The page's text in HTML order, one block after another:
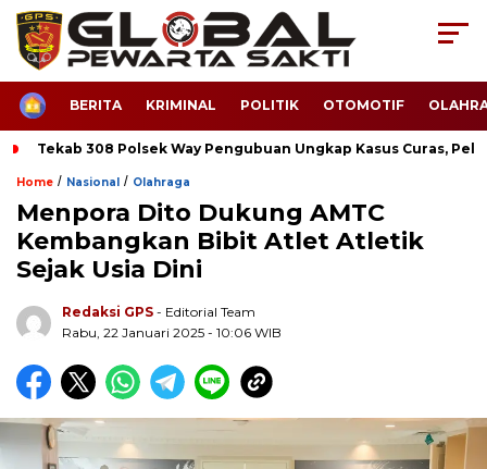
HOMEBERITA KRIMINAL POLITIK OTOMOTIF
Tekab 308 Polsek Way Pengubuan Ungkap Kasus Curas,
Home / Nasional / Olahraga
Menpora Dito Dukung AMTC
Kembangkan Bibit Atlet Atletik
Sejak Usia Dini
Redaksi GPS - Editorial Team
Rabu, 22 Januari 2025 - 10:06 WIB